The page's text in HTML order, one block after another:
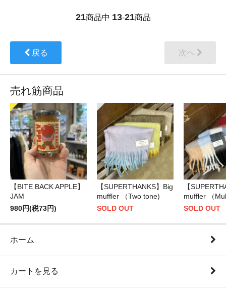
21商品中 13-21商品
戻る 次へ
売れ筋商品
【BITE BACK APPLE】
JAM
980円(税73円)
【SUPERTHANKS】Big
muffler （Two tone)
SOLD OUT
【
muffler （
SOLD OUT
ホーム
カートを見る